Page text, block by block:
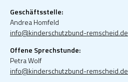
Geschäftsstelle:
Andrea Homfeld
info@kinderschutzbund-remscheid.de
Offene Sprechstunde:
Petra Wolf
info@kinderschutzbund-remscheid.de